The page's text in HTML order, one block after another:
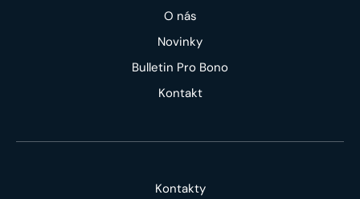
O nás
Novinky
Bulletin Pro Bono
Kontakt
Kontakty